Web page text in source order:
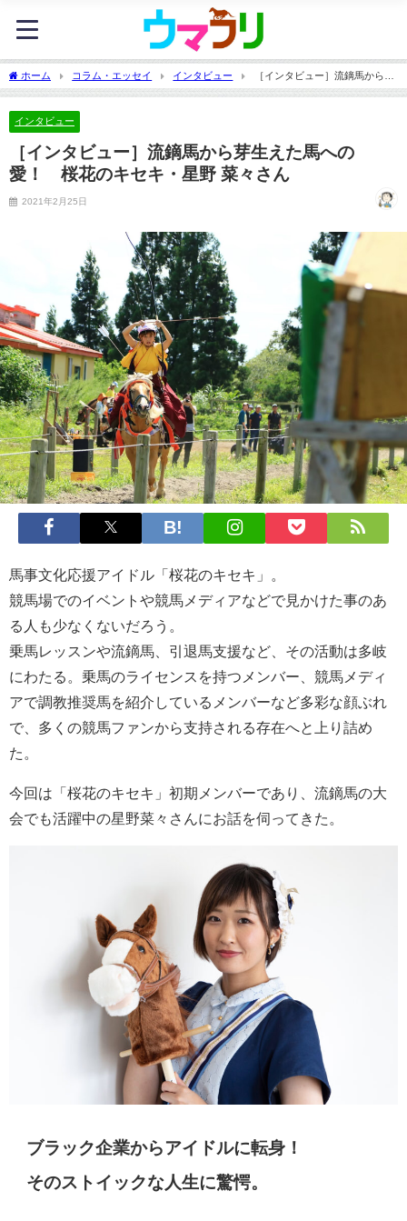
ホーム コラム・エッセイ インタビュー
［インタビュー］流鏑馬から芽
生えた馬への愛！ 桜花のキセキ・星野 菜々さん
インタビュー
［インタビュー］流鏑馬から芽生えた馬への
愛！ 桜花のキセキ・星野 菜々さん
2021年2月25日
馬事文化応援アイドル「桜花のキセキ」。
競馬場でのイベントや競馬メディアなどで見かけた事のあ
る人も少なくないだろう。
乗馬レッスンや流鏑馬、引退馬支援など、その活動は多岐
にわたる。乗馬のライセンスを持つメンバー、競馬メディ
アで調教推奨馬を紹介しているメンバーなど多彩な顔ぶれ
で、多くの競馬ファンから支持される存在へと上り詰め
た。
今回は「桜花のキセキ」初期メンバーであり、流鏑馬の大
会でも活躍中の星野菜々さんにお話を伺ってきた。
ブラック企業からアイドルに転身！
そのストイックな人生に驚愕。